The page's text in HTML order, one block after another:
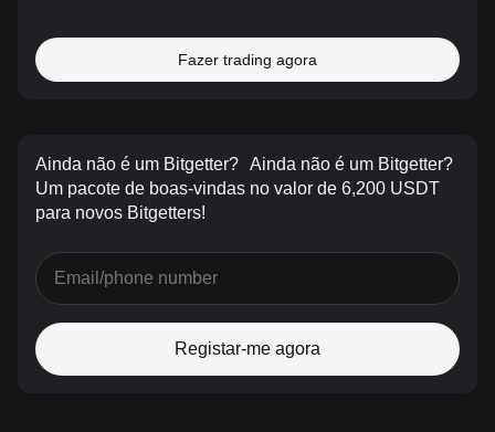
Fazer trading agora
Ainda não é um Bitgetter? Ainda não é um Bitgetter?
Um pacote de boas-vindas no valor de 6,200 USDT
para novos Bitgetters!
Registar-me agora